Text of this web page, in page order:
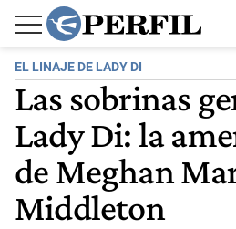
EL LINAJE DE LADY DI
Las sobrinas
Lady Di: la
de Meghan
Middleton